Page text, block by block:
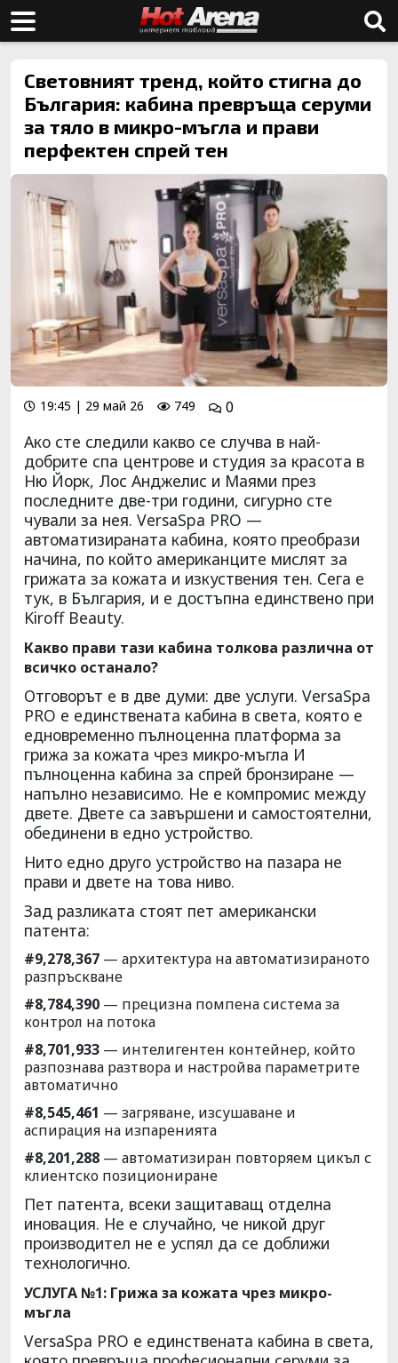
Световният тренд, който стигна до
България: кабина превръща серуми
за тяло в микро-мъгла и прави
перфектен спрей тен
19:45 | 29 май 26 749 0
Ако сте следили какво се случва в най-
добрите спа центрове и студия за красота в
Ню Йорк, Лос Анджелис и Маями през
последните две-три години, сигурно сте
чували за нея. VersaSpa PRO —
автоматизираната кабина, която преобрази
начина, по който американците мислят за
грижата за кожата и изкуствения тен. Сега е
тук, в България, и е достъпна единствено при
Kiroff Beauty.
Какво прави тази кабина толкова различна от
всичко останало?
Отговорът е в две думи: две услуги. VersaSpa
PRO е единствената кабина в света, която е
едновременно пълноценна платформа за
грижа за кожата чрез микро-мъгла И
пълноценна кабина за спрей бронзиране —
напълно независимо. Не е компромис между
двете. Двете са завършени и самостоятелни,
обединени в едно устройство.
Нито едно друго устройство на пазара не
прави и двете на това ниво.
Зад разликата стоят пет американски
патента:
#9,278,367 — архитектура на автоматизираното
разпръскване
#8,784,390 — прецизна помпена система за
контрол на потока
#8,701,933 — интелигентен контейнер, който
разпознава разтвора и настройва параметрите
автоматично
#8,545,461 — загряване, изсушаване и
аспирация на изпаренията
#8,201,288 — автоматизиран повторяем цикъл с
клиентско позициониране
Пет патента, всеки защитаващ отделна
иновация. Не е случайно, че никой друг
производител не е успял да се доближи
технологично.
УСЛУГА №1: Грижа за кожата чрез микро-
мъгла
VersaSpa PRO е единствената кабина в света,